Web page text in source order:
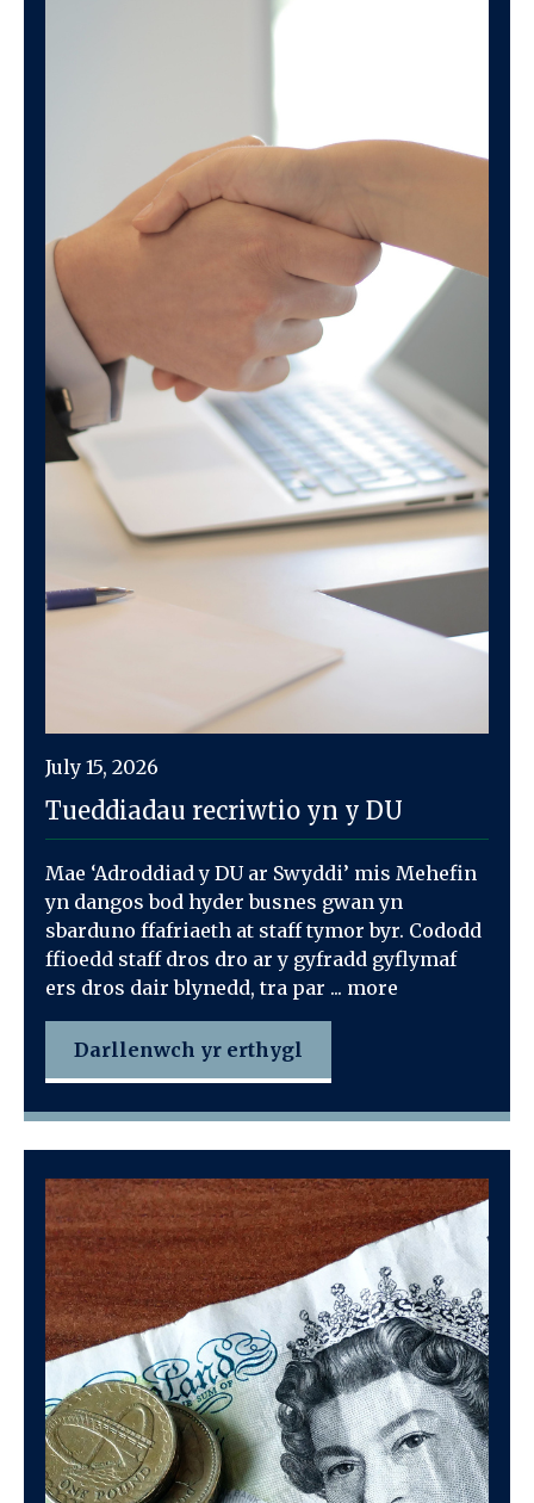
July 15, 2026
Tueddiadau recriwtio yn y DU
Mae ‘Adroddiad y DU ar Swyddi’ mis Mehefin
yn dangos bod hyder busnes gwan yn
sbarduno ffafriaeth at staff tymor byr. Cododd
ffioedd staff dros dro ar y gyfradd gyflymaf
ers dros dair blynedd, tra par ... more
Darllenwch yr erthygl